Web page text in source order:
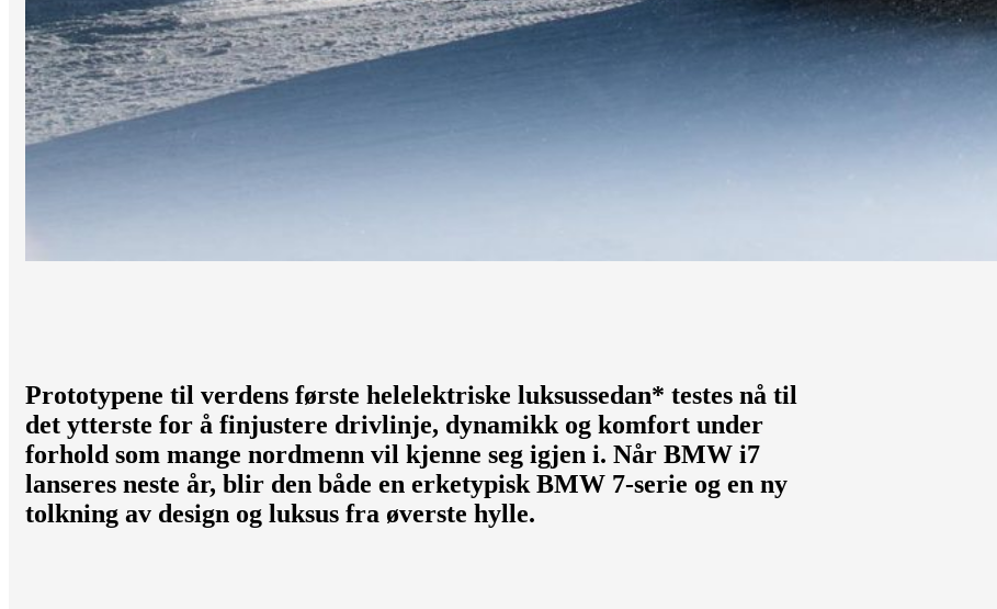
Prototypene til verdens første helelektriske luksussedan* testes nå til
det ytterste for å finjustere drivlinje, dynamikk og komfort under
forhold som mange nordmenn vil kjenne seg igjen i. Når BMW i7
lanseres neste år, blir den både en erketypisk BMW 7-serie og en ny
tolkning av design og luksus fra øverste hylle.